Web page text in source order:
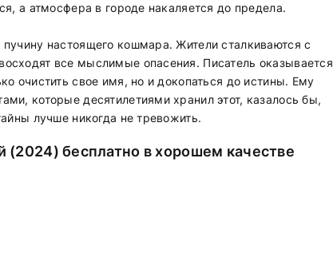
а атмосфера в городе накаляется до предела.
настоящего кошмара. Жители сталкиваются с
все мыслимые опасения. Писатель оказывается
очистить свое имя, но и докопаться до истины. Ему
которые десятилетиями хранил этот, казалось бы,
лучше никогда не тревожить.
бесплатно в хорошем качестве